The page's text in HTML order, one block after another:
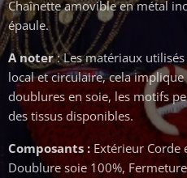
Chaînette amovible en métal
épaule.
A noter: Les matériaux
local et circulaire, cela
doublures en soie, les motifs
des tissus disponibles.
Composants : Extérieur Corde
Doublure soie 100%,
© Double Fil -